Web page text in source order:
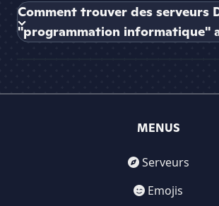
Comment trouver des serveurs
"programmation informatique"
MENUS
Serveurs
Emojis